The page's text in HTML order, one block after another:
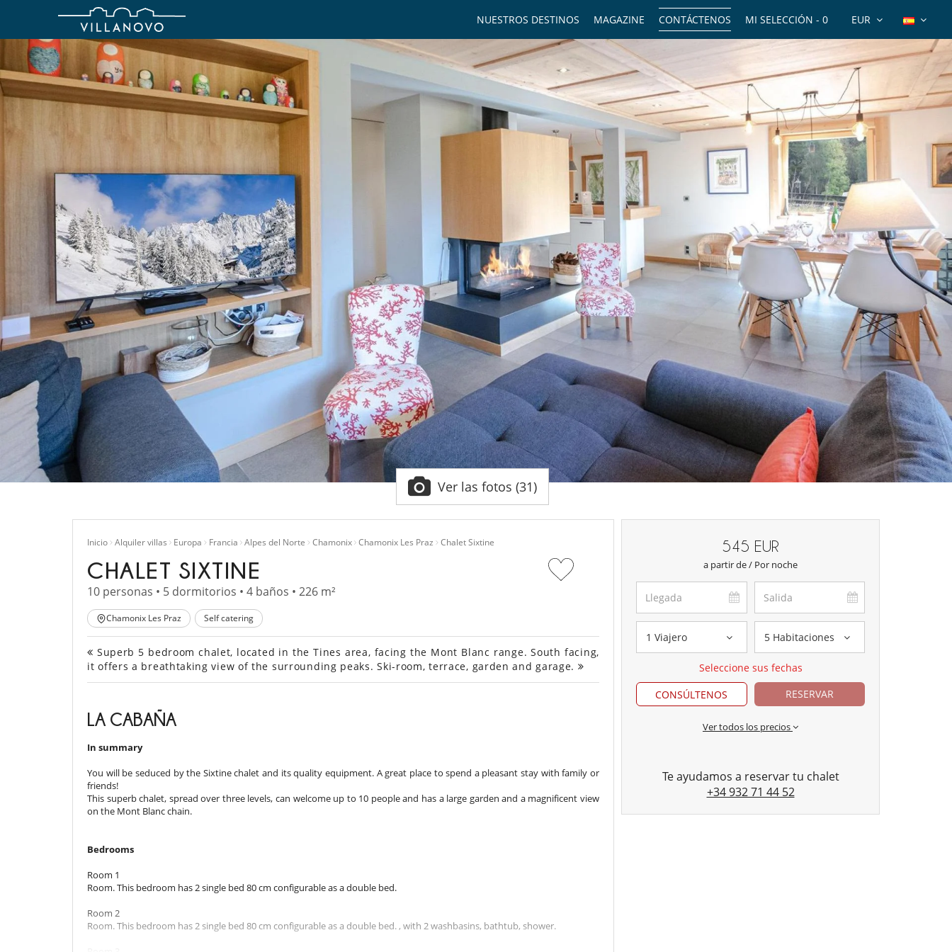
EUR
MI SELECCIÓN - 0
CONTÁCTENOS
MAGAZINE
NUESTROS DESTINOS
Ver las fotos (31)
Inicio Alquiler villas Europa Francia Alpes del Norte Chamonix Chamonix Les Praz Chalet Sixtine
CHALET SIXTINE
10 personas • 5 dormitorios • 4 baños • 226 m²
Chamonix Les Praz Self catering
Superb 5 bedroom chalet, located in the Tines area, facing the Mont Blanc range. South facing,
it offers a breathtaking view of the surrounding peaks. Ski-room, terrace, garden and garage.
LA CABAÑA
In summary
You will be seduced by the Sixtine chalet and its quality equipment. A great place to spend a pleasant stay with family or
friends!
This superb chalet, spread over three levels, can welcome up to 10 people and has a large garden and a magnificent view
on the Mont Blanc chain.
Bedrooms
Room 1
Room. This bedroom has 2 single bed 80 cm configurable as a double bed.
Room 2
Room. This bedroom has 2 single bed 80 cm configurable as a double bed. , with 2 washbasins, bathtub, shower.
545 EUR
a partir de / Por noche
1 Viajero 5 Habitaciones
Seleccione sus fechas
CONSÚLTENOS
RESERVAR
Ver todos los precios
Te ayudamos a reservar tu chalet
+34 932 71 44 52